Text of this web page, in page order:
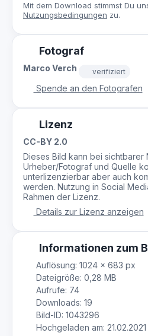
Mit dem Download stimmst Du
Nutzungsbedingungen zu.
Fotograf
Marco Verch verifiziert
Spende an den Fotografen
Lizenz
CC-BY 2.0
Dieses Bild kann bei sichtbarer
Urheber/Fotograf und Quelle
unterlizenzierbar aber auch
werden. Nutzung in Social
Rahmen der Lizenz.
Details zur Lizenz anzeigen
Informationen zum
Auflösung: 1024 × 683 px
Dateigröße: 0,28 MB
Aufrufe: 74
Downloads: 19
Bild-ID: 1043296
Hochgeladen am: 21.02.2021